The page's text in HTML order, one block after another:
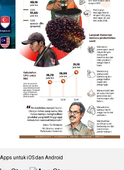
untuk iOS dan Android